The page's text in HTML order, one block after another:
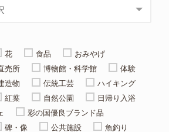
花 食品
おみやげ
売所 博物館・科学館
体験
造物 伝統工芸
ハイキング
紅葉 自然公園
日帰り入浴
彩の国優良ブランド品
碑・像 公共施設
魚釣り